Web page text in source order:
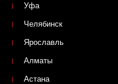
Уфа
Челябинск
Ярославль
Алматы
Астана